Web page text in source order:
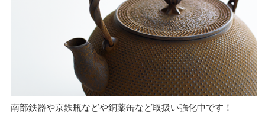
南部鉄器や京鉄瓶などや銅薬缶など取扱い強化中です！